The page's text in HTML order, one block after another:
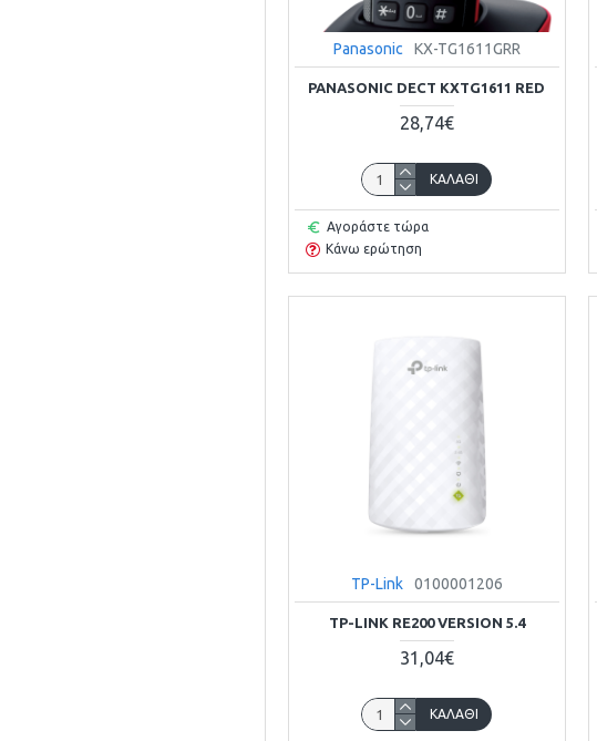
Panasonic KX-TG1611GRR
PANASONIC DECT KXTG1611 RED
28,74€
ΚΑΛΆΘΙ
Αγοράστε τώρα
Κάνω ερώτηση
TP-Link 0100001206
TP-LINK RE200 VERSION 5.4
31,04€
ΚΑΛΆΘΙ